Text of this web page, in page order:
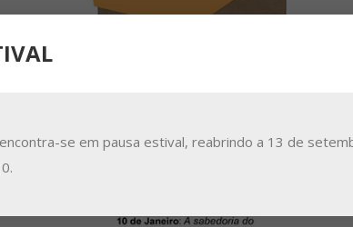
se em pausa estival, reabrindo a 13 de